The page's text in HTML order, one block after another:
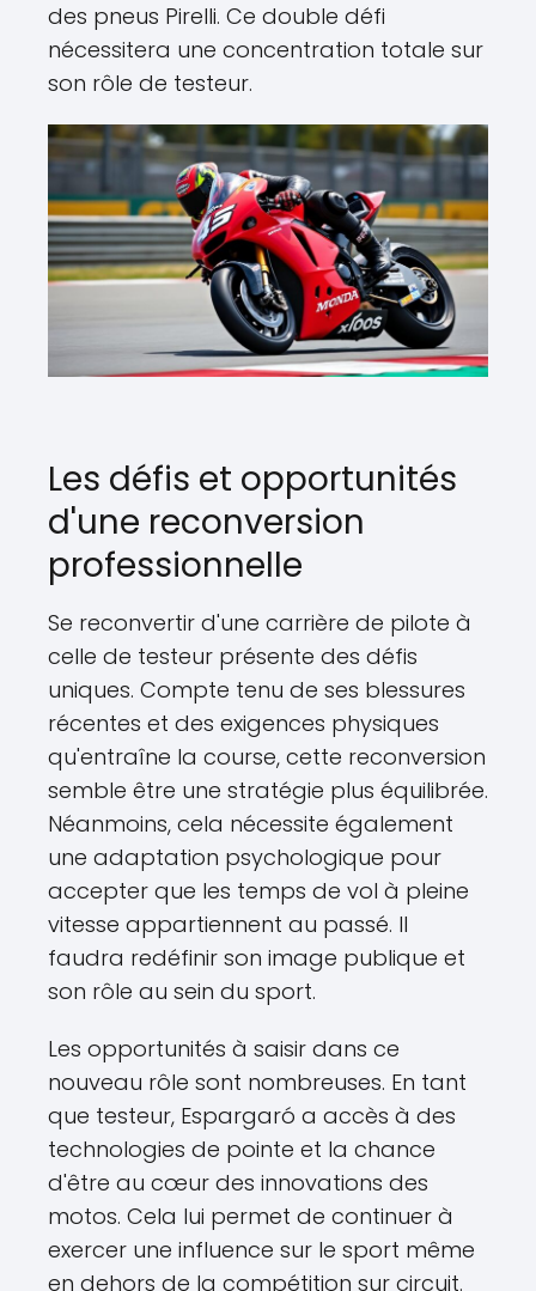
des pneus Pirelli. Ce double défi
nécessitera une concentration totale sur
son rôle de testeur.
Les défis et opportunités
d'une reconversion
professionnelle
Se reconvertir d'une carrière de pilote à
celle de testeur présente des défis
uniques. Compte tenu de ses blessures
récentes et des exigences physiques
qu'entraîne la course, cette reconversion
semble être une stratégie plus équilibrée.
Néanmoins, cela nécessite également
une adaptation psychologique pour
accepter que les temps de vol à pleine
vitesse appartiennent au passé. Il
faudra redéfinir son image publique et
son rôle au sein du sport.
Les opportunités à saisir dans ce
nouveau rôle sont nombreuses. En tant
que testeur, Espargaró a accès à des
technologies de pointe et la chance
d'être au cœur des innovations des
motos. Cela lui permet de continuer à
exercer une influence sur le sport même
en dehors de la compétition sur circuit.